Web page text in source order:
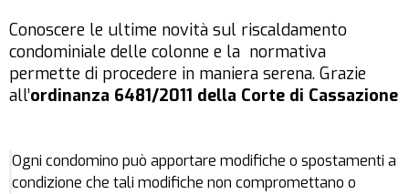
Conoscere le ultime novità sul riscaldamento
condominiale delle colonne e la normativa
permette di procedere in maniera serena. Grazie
all’ordinanza 6481/2011 della Corte di Cassazione
Ogni condomino può apportare modifiche o spostamenti a
condizione che tali modifiche non compromettano o